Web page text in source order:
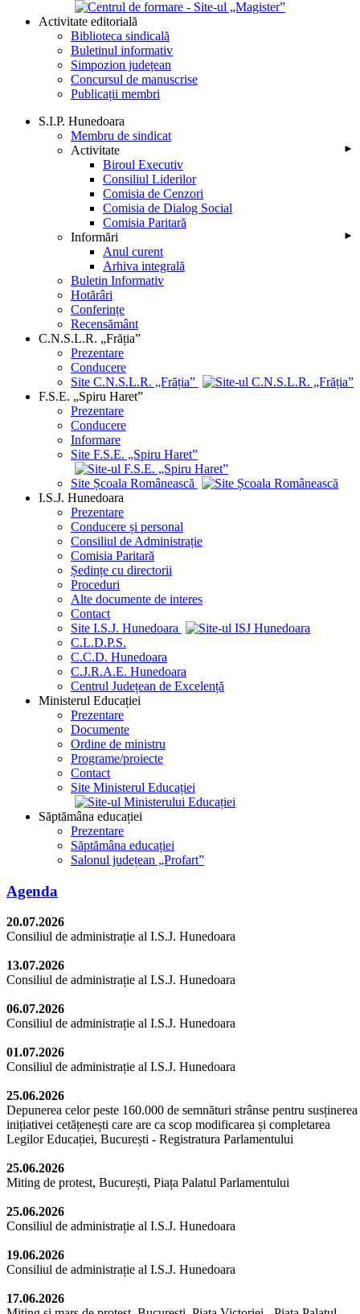
Activitate editorială
Biblioteca sindicală
Buletinul informativ
Simpozion județean
Concursul de manuscrise
Publicații membri
S.I.P. Hunedoara
Membru de sindicat
Activitate
►
Biroul Executiv
Consiliul Liderilor
Comisia de Cenzori
Comisia de Dialog Social
Comisia Paritară
Informări
►
Anul curent
Arhiva integrală
Buletin Informativ
Hotărâri
Conferințe
Recensământ
C.N.S.L.R. „Frăția”
Prezentare
Conducere
Site C.N.S.L.R. „Frăția”
F.S.E. „Spiru Haret”
Prezentare
Conducere
Informare
Site F.S.E. „Spiru Haret”
Site Școala Românească
I.S.J. Hunedoara
Prezentare
Conducere și personal
Consiliul de Administrație
Comisia Paritară
Ședințe cu directorii
Proceduri
Alte documente de interes
Contact
Site I.S.J. Hunedoara
C.L.D.P.S.
C.C.D. Hunedoara
C.J.R.A.E. Hunedoara
Centrul Județean de Excelență
Ministerul Educației
Prezentare
Documente
Ordine de ministru
Programe/proiecte
Contact
Site Ministerul Educației
Săptămâna educației
Prezentare
Săptămâna educației
Salonul județean „Profart”
Agenda
20.07.2026
Consiliul de administrație al I.S.J. Hunedoara
13.07.2026
Consiliul de administrație al I.S.J. Hunedoara
06.07.2026
Consiliul de administrație al I.S.J. Hunedoara
01.07.2026
Consiliul de administrație al I.S.J. Hunedoara
25.06.2026
Depunerea celor peste 160.000 de semnături strânse pentru susținerea
inițiativei cetățenești care are ca scop modificarea și completarea
Legilor Educației, București - Registratura Parlamentului
25.06.2026
Miting de protest, București, Piața Palatul Parlamentului
25.06.2026
Consiliul de administrație al I.S.J. Hunedoara
19.06.2026
Consiliul de administrație al I.S.J. Hunedoara
17.06.2026